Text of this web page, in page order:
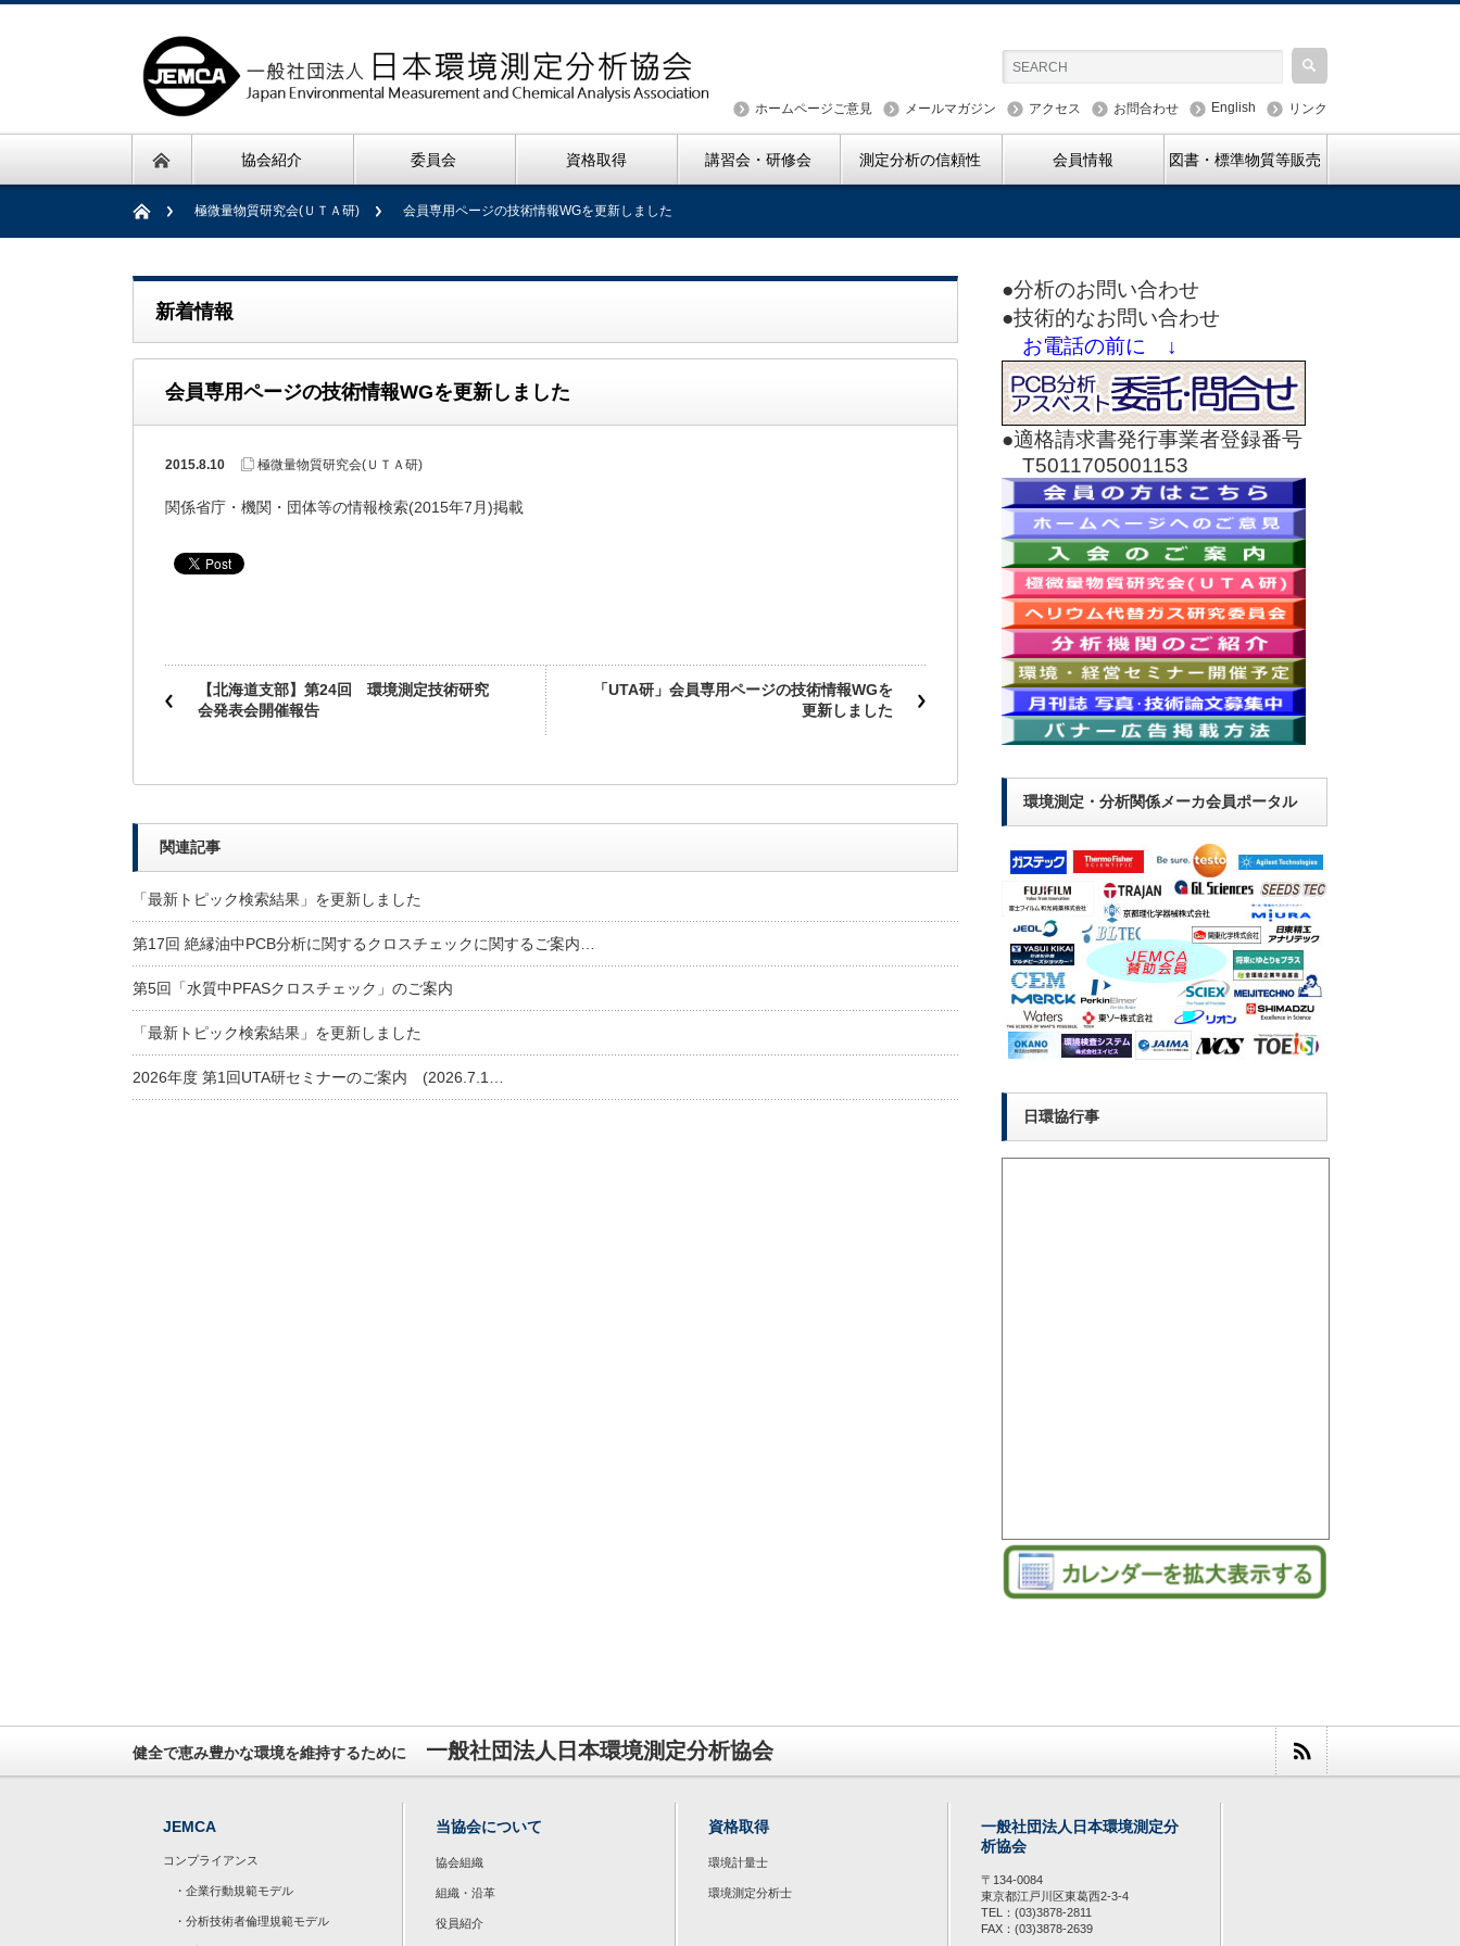
ホームページご意見 メールマガジン アクセス お問合わせ English リンク
協会紹介 委員会 資格取得 講習会・研修会 測定分析の信頼性 会員情報 図書・標準物質等販売
極微量物質研究会(ＵＴＡ研) 会員専用ページの技術情報WGを更新しました
新着情報
会員専用ページの技術情報WGを更新しました
2015.8.10 極微量物質研究会(ＵＴＡ研)
関係省庁・機関・団体等の情報検索(2015年7月)掲載
【北海道支部】第24回 環境測定技術研究
会発表会開催報告
「UTA研」会員専用ページの技術情報WGを
更新しました
関連記事
「最新トピック検索結果」を更新しました
第17回 絶縁油中PCB分析に関するクロスチェックに関するご案内…
第5回「水質中PFASクロスチェック」のご案内
「最新トピック検索結果」を更新しました
2026年度 第1回UTA研セミナーのご案内 (2026.7.1…
●分析のお問い合わせ
●技術的なお問い合わせ
お電話の前に ↓
●適格請求書発行事業者登録番号
T5011705001153
環境測定・分析関係メーカ会員ポータル
日環協行事
健全で恵み豊かな環境を維持するために 一般社団法人日本環境測定分析協会
JEMCA
コンプライアンス
・企業行動規範モデル
・分析技術者倫理規範モデル
当協会について
協会組織
組織・沿革
役員紹介
資格取得
環境計量士
環境測定分析士
一般社団法人日本環境測定分
析協会
〒134-0084
東京都江戸川区東葛西2-3-4
TEL：(03)3878-2811
FAX：(03)3878-2639